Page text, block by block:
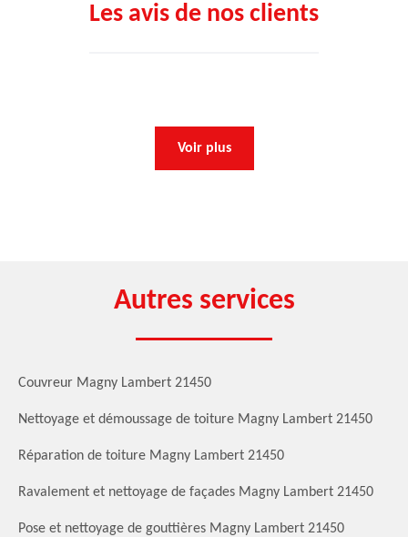
Les avis de nos clients
Voir plus
Autres services
Couvreur Magny Lambert 21450
Nettoyage et démoussage de toiture Magny Lambert 21450
Réparation de toiture Magny Lambert 21450
Ravalement et nettoyage de façades Magny Lambert 21450
Pose et nettoyage de gouttières Magny Lambert 21450